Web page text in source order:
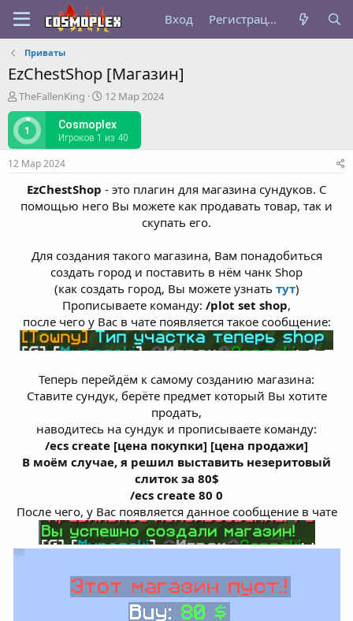
Вход Регистрация
Приваты
EzChestShop [Магазин]
А
в
т
о
р
т
ы
TheFallenKing
Д
а
т
а
н
а
л
12 Мар 2024
1 Cosmoplex
Игроков 1 из 40
12 Мар 2024
EzChestShop - это плагин для магазина сундуков. С
помощью него Вы можете как продавать товар, так и
скупать его.
Для создания такого магазина, Вам понадобиться
создать город и поставить в нём чанк Shop
(как создать город, Вы можете узнать тут)
Прописываете команду: /plot set shop,
после чего у Вас в чате появляется такое сообщение:
Теперь перейдём к самому созданию магазина:
Ставите сундук, берёте предмет который Вы хотите
продать,
наводитесь на сундук и прописываете команду:
/ecs create [цена покупки] [цена продажи]
В моём случае, я решил выставить незеритовый
слиток за 80$
/ecs create 80 0
После чего, у Вас появляется данное сообщение в чате